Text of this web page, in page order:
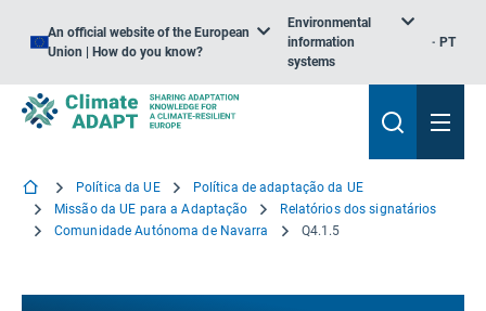
An official website of the European
Union | How do you know?
Environmental
information
systems
PT
Política da UE
Política de adaptação da UE
Missão da UE para a Adaptação
Relatórios dos signatários
Comunidade Autónoma de Navarra
Q4.1.5